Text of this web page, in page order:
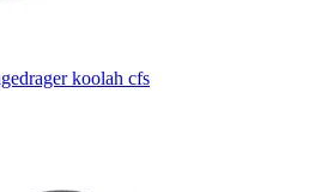
koolah cfs